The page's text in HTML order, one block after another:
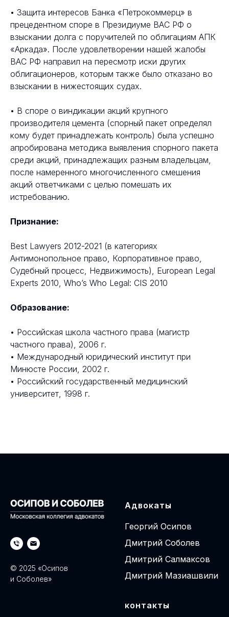
• Защита интересов Банка «Петрокоммерц» в
прецедентном споре в Президиуме ВАС РФ о
взыскании долга с поручителей по облигациям АПК
«Аркада». После удовлетворении нашей жалобы
ВАС РФ направил на пересмотр иски других
облигационеров, которым также было отказано во
взыскании в нижестоящих судах.
• В споре о виндикации акций крупного
производителя цемента (спорный пакет определял
кому будет принадлежать контроль) была успешно
апробирована методика выявления спорного пакета
среди акций, принадлежащих разным владельцам,
после намеренного многочисленного смешения
акций ответчиками с целью помешать их
истребованию.
Признание:
Best Lawyers 2012-2021 (в категориях
Антимонопольное право, Корпоративное право,
Судебный процесс, Недвижимость), European Legal
Experts 2010, Who’s Who Legal: CIS 2010
Образование:
• Российская школа частного права (магистр
частного права), 2006 г.
• Международный юридический институт при
Минюсте России, 2002 г.
• Российский государственный медицинский
университет, 1998 г.
© 2025 «Осипов
и Соболев»
Адвокаты
Георгий Осипов
Дмитрий Соболев
Дмитрий Салмаксов
Дмитрий Мазиашвили
контакты